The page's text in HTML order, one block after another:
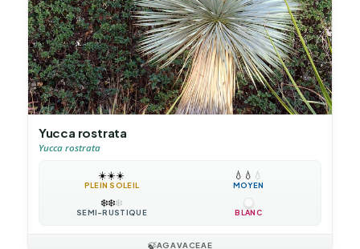
Yucca rostrata
Yucca rostrata
☀️☀️☀️
PLEIN SOLEIL
💧 💧 💧
MOYEN
❄️❄️❄️
SEMI-RUSTIQUE BLANC
🍃AGAVACEAE